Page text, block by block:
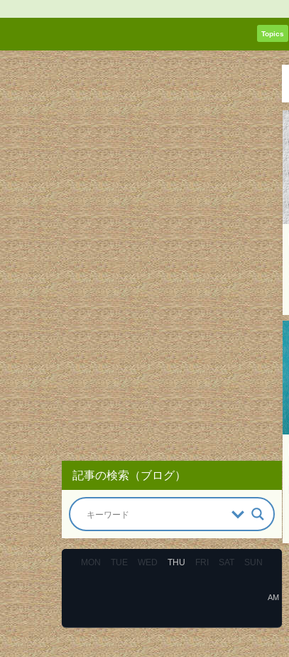
Topics
記事の検索（ブログ）
MON TUE WED THU FRI SAT SUN
AM